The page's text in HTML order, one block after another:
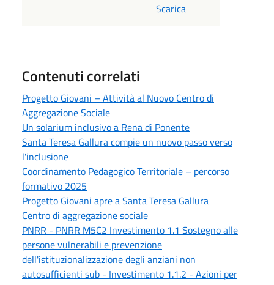
Scarica
Contenuti correlati
Progetto Giovani – Attività al Nuovo Centro di
Aggregazione Sociale
Un solarium inclusivo a Rena di Ponente
Santa Teresa Gallura compie un nuovo passo verso
l'inclusione
Coordinamento Pedagogico Territoriale – percorso
formativo 2025
Progetto Giovani apre a Santa Teresa Gallura
Centro di aggregazione sociale
PNRR - PNRR M5C2 Investimento 1.1 Sostegno alle
persone vulnerabili e prevenzione
dell'istituzionalizzazione degli anziani non
autosufficienti sub - Investimento 1.1.2 - Azioni per